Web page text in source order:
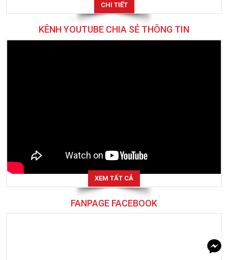
CHI TIẾT
KÊNH YOUTUBE CHIA SẺ THÔNG TIN
XEM TẤT CẢ
FANPAGE FACEBOOK